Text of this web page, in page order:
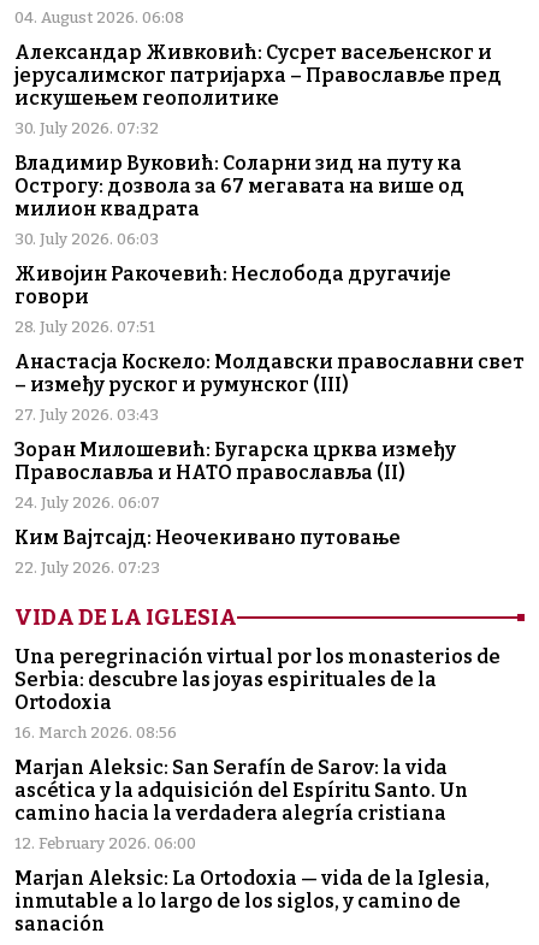
04. August 2026. 06:08
Александар Живковић: Сусрет васељенског и
јерусалимског патријарха – Православље пред
искушењем геополитике
30. July 2026. 07:32
Владимир Вуковић: Соларни зид на путу ка
Острогу: дозвола за 67 мегавата на више од
милион квадрата
30. July 2026. 06:03
Живојин Ракочевић: Неслобода другачије
говори
28. July 2026. 07:51
Анастасја Коскело: Молдавски православни свет
– између руског и румунског (III)
27. July 2026. 03:43
Зоран Милошевић: Бугарска црква између
Православља и НАТО православља (II)
24. July 2026. 06:07
Ким Вајтсајд: Неочекивано путовање
22. July 2026. 07:23
VIDA DE LA IGLESIA
Una peregrinación virtual por los monasterios de
Serbia: descubre las joyas espirituales de la
Ortodoxia
16. March 2026. 08:56
Marjan Aleksic: San Serafín de Sarov: la vida
ascética y la adquisición del Espíritu Santo. Un
camino hacia la verdadera alegría cristiana
12. February 2026. 06:00
Marjan Aleksic: La Ortodoxia — vida de la Iglesia,
inmutable a lo largo de los siglos, y camino de
sanación